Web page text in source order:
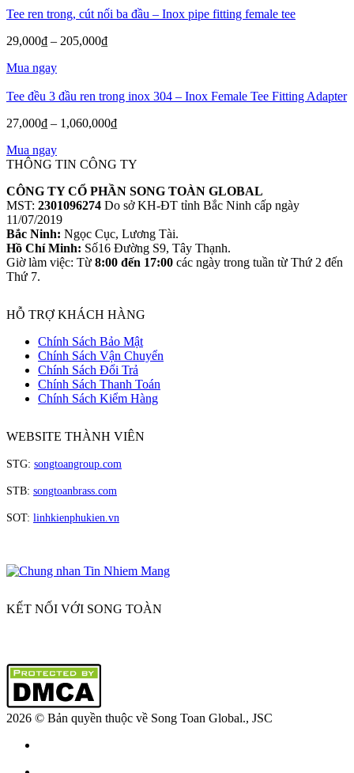
27,000₫.
Tee ren trong, cút nối ba đầu – Inox pipe fitting female tee
29,000₫ – 205,000₫Khoảng
đến
Mua ngay
Tee đều 3 đầu ren trong inox 304 – Inox Female Tee Fitting Adapter
27,000₫ – 1,060,000₫Khoảng
27,000₫
1,060,000₫
Mua ngay
THÔNG TIN CÔNG TY
CÔNG TY CỔ PHẦN SONG TOÀN GLOBAL
MST: 2301096274 Do sở KH-ĐT tỉnh Bắc Ninh cấp ngày
11/07/2019
Bắc Ninh: Ngọc Cục, Lương Tài.
Hồ Chí Minh: Số16 Đường S9, Tây Thạnh.
Giờ làm việc: Từ 8:00 đến 17:00 các ngày trong tuần từ Thứ 2 đến
Thứ 7.
HỖ TRỢ KHÁCH HÀNG
Chính Sách Bảo Mật
Chính Sách Vận Chuyển
Chính Sách Đổi Trả
Chính Sách Thanh Toán
Chính Sách Kiểm Hàng
WEBSITE THÀNH VIÊN
STG: songtoangroup.com
STB: songtoanbrass.com
SOT: linhkienphukien.vn
KẾT NỐI VỚI SONG TOÀN
2026 © Bản quyền thuộc về Song Toan Global., JSC